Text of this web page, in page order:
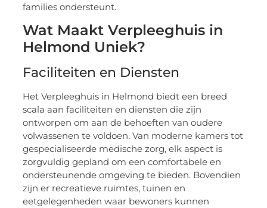
families ondersteunt.
Wat Maakt Verpleeghuis in
Helmond Uniek?
Faciliteiten en Diensten
Het Verpleeghuis in Helmond biedt een breed
scala aan faciliteiten en diensten die zijn
ontworpen om aan de behoeften van oudere
volwassenen te voldoen. Van moderne kamers tot
gespecialiseerde medische zorg, elk aspect is
zorgvuldig gepland om een comfortabele en
ondersteunende omgeving te bieden. Bovendien
zijn er recreatieve ruimtes, tuinen en
eetgelegenheden waar bewoners kunnen